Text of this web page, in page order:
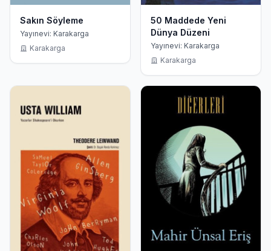
Sakın Söyleme
Yayınevi: Karakarga
Karakarga
50 Maddede Yeni
Dünya Düzeni
Yayınevi: Karakarga
Karakarga